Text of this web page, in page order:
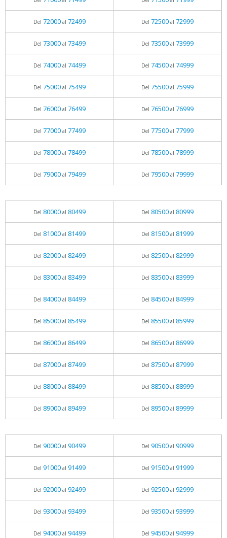
Del 72000al 72499 Del 72500al 72999
Del 73000al 73499 Del 73500al 73999
Del 74000al 74499 Del 74500al 74999
Del 75000al 75499 Del 75500al 75999
Del 76000al 76499 Del 76500al 76999
Del 77000al 77499 Del 77500al 77999
Del 78000al 78499 Del 78500al 78999
Del 79000al 79499 Del 79500al 79999
Del 80000al 80499 Del 80500al 80999
Del 81000al 81499 Del 81500al 81999
Del 82000al 82499 Del 82500al 82999
Del 83000al 83499 Del 83500al 83999
Del 84000al 84499 Del 84500al 84999
Del 85000al 85499 Del 85500al 85999
Del 86000al 86499 Del 86500al 86999
Del 87000al 87499 Del 87500al 87999
Del 88000al 88499 Del 88500al 88999
Del 89000al 89499 Del 89500al 89999
Del 90000al 90499 Del 90500al 90999
Del 91000al 91499 Del 91500al 91999
Del 92000al 92499 Del 92500al 92999
Del 93000al 93499 Del 93500al 93999
Del 94000al 94499 Del 94500al 94999